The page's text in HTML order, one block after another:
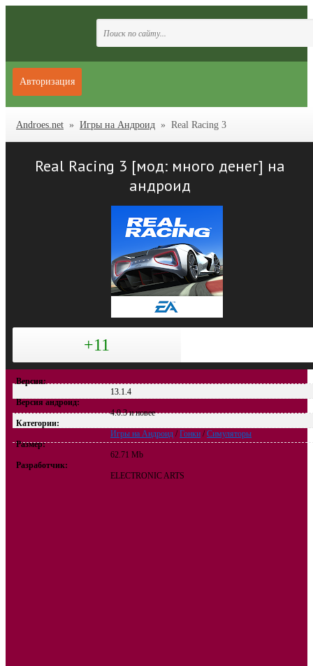
Авторизация
Androes.net » Игры на Андроид » Real Racing 3
Real Racing 3 [мод: много денег] на
андроид
+11
Версия:
13.1.4
Версия андроид:
4.0.3 и новее
Категории:
Игры на Андроид /Гонки /Симуляторы
Размер:
62.71 Mb
Разработчик:
ELECTRONIC ARTS